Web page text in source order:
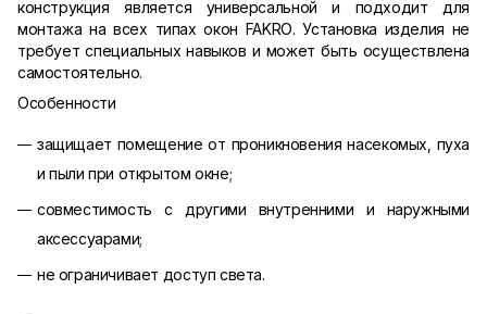
конструкция является универсальной и подходит для
монтажа на всех типах окон FAKRO. Установка изделия не
требует специальных навыков и может быть осуществлена
самостоятельно.
Особенности
защищает помещение от проникновения насекомых, пуха
и пыли при открытом окне;
совместимость с другими внутренними и наружными
аксессуарами;
не ограничивает доступ света.